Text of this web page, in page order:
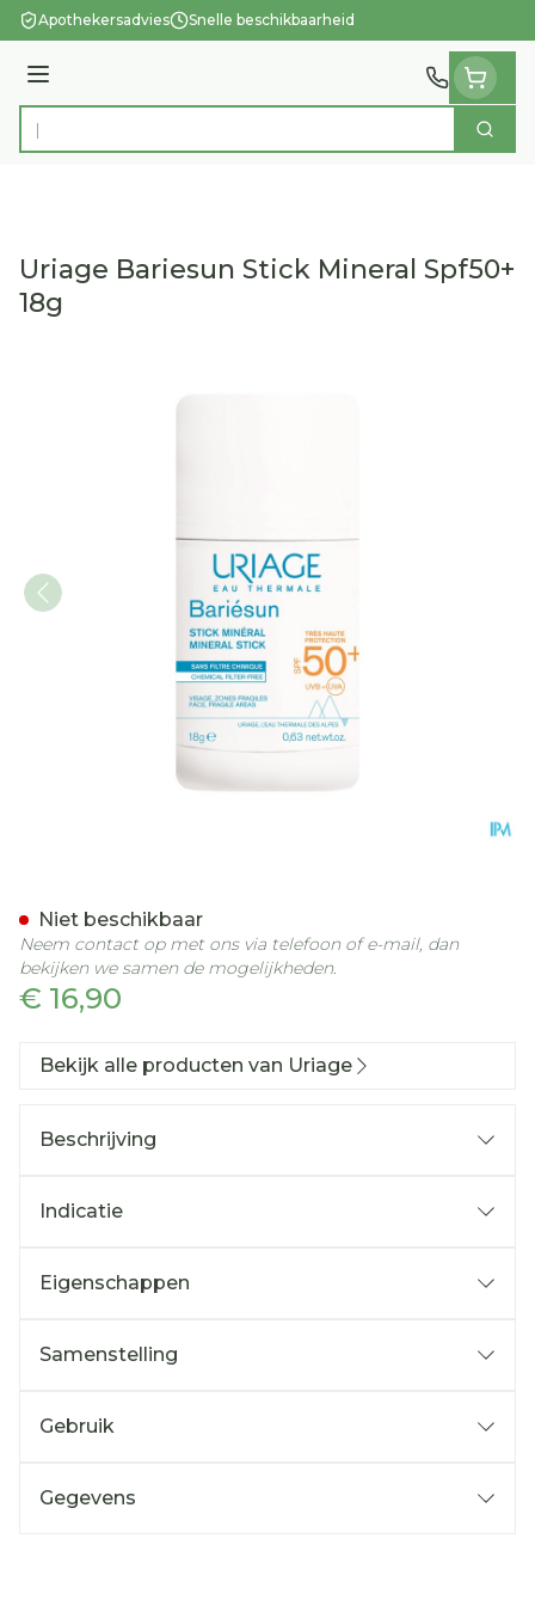
Ga naar de inhoud
Apothekersadvies Snelle beschikbaarheid
Menu
Product, merk, categorie... Zoek
Uriage Bariesun Stick Mineral Spf50+
18g
€ 16,90
Niet beschikbaar
Neem contact op met ons via telefoon of e-mail, dan
bekijken we samen de mogelijkheden.
Bekijk alle producten van Uriage
Beschrijving
Indicatie
Eigenschappen
Samenstelling
Gebruik
Gegevens